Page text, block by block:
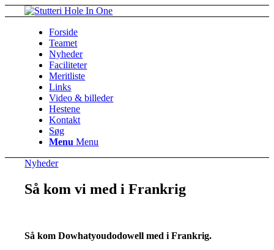
Forside
Teamet
Nyheder
Faciliteter
Meritliste
Links
Video & billeder
Hestene
Kontakt
Søg
Menu Menu
Nyheder
Så kom vi med i Frankrig
Så kom Dowhatyoudodowell med i Frankrig.